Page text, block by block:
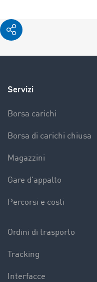
Servizi
Borsa carichi
Borsa di carichi chiusa
Magazzini
Gare d'appalto
Percorsi e costi
Ordini di trasporto
Tracking
Interfacce